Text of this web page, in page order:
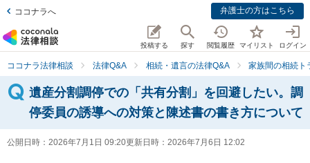
ココナラへ 弁護士の方はこちら
投稿する 探す 閲覧履歴 マイリスト ログイン
ココナラ法律相談 法律Q&A 相続・遺言の法律Q&A 家族間の相続ト
遺産分割調停での「共有分割」を回避したい。調
停委員の誘導への対策と陳述書の書き方について
公開日時： 2026年7月1日 09:20更新日時： 2026年7月6日 12:02